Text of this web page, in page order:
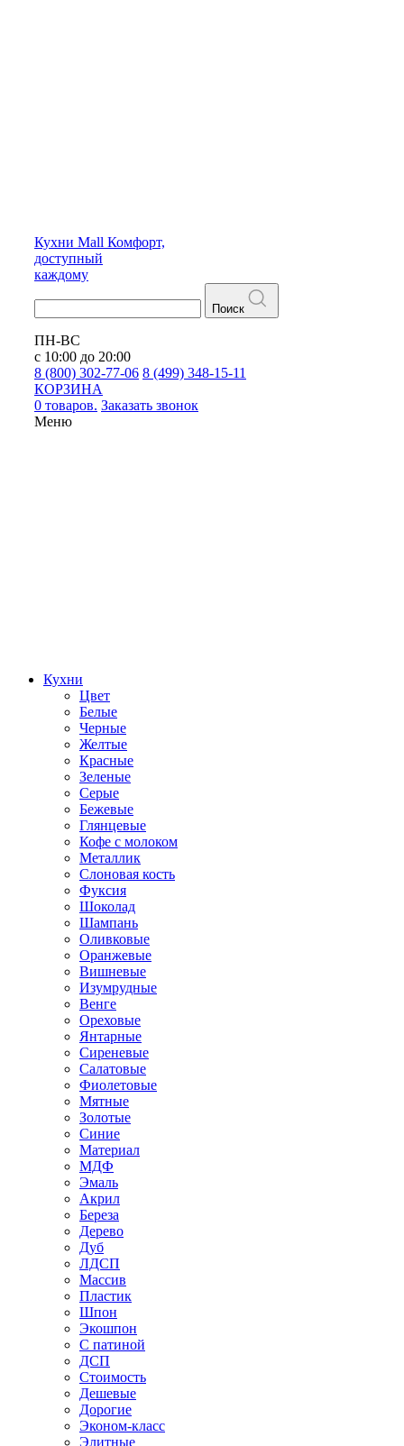
Кухни Mall Комфорт,
доступный
каждому
Поиск
ПН-ВС
с 10:00 до 20:00
8 (800) 302-77-06 8 (499) 348-15-11
КОРЗИНА
0 товаров. Заказать звонок
Меню
Кухни
Цвет
Белые
Черные
Желтые
Красные
Зеленые
Серые
Бежевые
Глянцевые
Кофе с молоком
Металлик
Слоновая кость
Фуксия
Шоколад
Шампань
Оливковые
Оранжевые
Вишневые
Изумрудные
Венге
Ореховые
Янтарные
Сиреневые
Салатовые
Фиолетовые
Мятные
Золотые
Синие
Материал
МДФ
Эмаль
Акрил
Береза
Дерево
Дуб
ЛДСП
Массив
Пластик
Шпон
Экошпон
С патиной
ДСП
Стоимость
Дешевые
Дорогие
Эконом-класс
Элитные